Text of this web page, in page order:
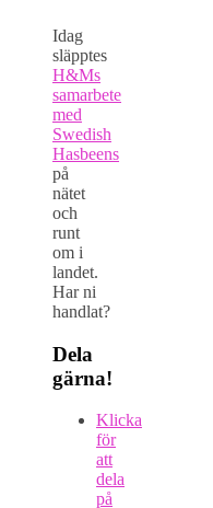
Idag
släpptes
H&Ms
samarbete
med
Swedish
Hasbeens
på
nätet
och
runt
om i
landet.
Har ni
handlat?
Dela
gärna!
Klicka
för
att
dela
på